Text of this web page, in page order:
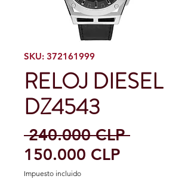
SKU: 372161999
RELOJ DIESEL
DZ4543
240.000 CLP Precio
150.000 CLP
Impuesto incluido